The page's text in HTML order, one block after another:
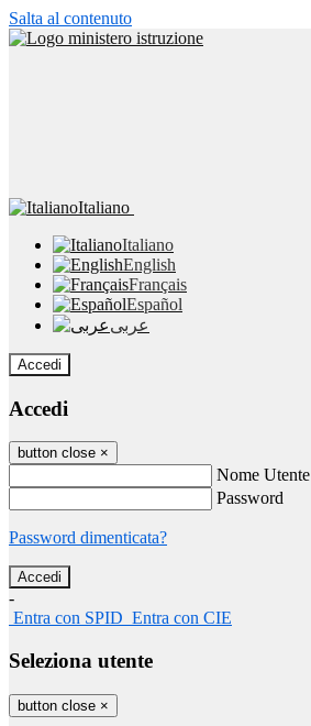
Salta al contenuto
Italiano
Italiano
English
Français
Español
عربى
Accedi
Accedi
button close ×
Nome Utente
Password
Password dimenticata?
-
Entra con SPID Entra con CIE
Seleziona utente
button close ×